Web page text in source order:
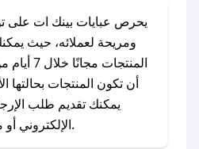
للحصول على كوبونات
يحرص عبايات بينك ات على
ومريحة لعملائه، حيث
المنتجات
أن تكون المنتجات بحالتها
يمكنك تقديم طلب
الإلكتروني أو من خلال خدمة العملاء.